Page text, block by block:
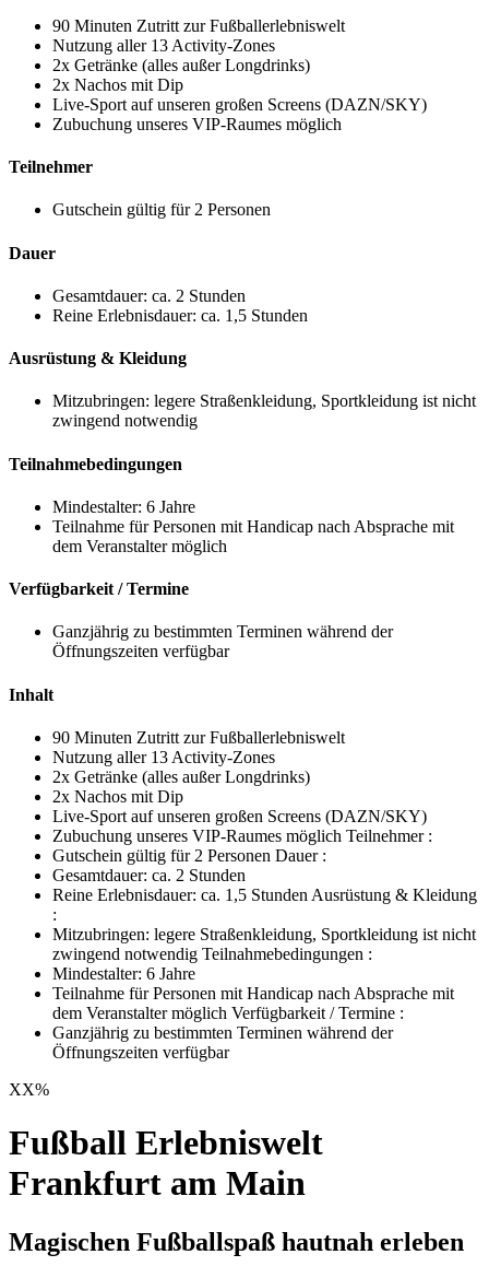
90 Minuten Zutritt zur Fußballerlebniswelt
Nutzung aller 13 Activity-Zones
2x Getränke (alles außer Longdrinks)
2x Nachos mit Dip
Live-Sport auf unseren großen Screens (DAZN/SKY)
Zubuchung unseres VIP-Raumes möglich
Teilnehmer
Gutschein gültig für 2 Personen
Dauer
Gesamtdauer: ca. 2 Stunden
Reine Erlebnisdauer: ca. 1,5 Stunden
Ausrüstung & Kleidung
Mitzubringen: legere Straßenkleidung, Sportkleidung ist nicht
zwingend notwendig
Teilnahmebedingungen
Mindestalter: 6 Jahre
Teilnahme für Personen mit Handicap nach Absprache mit
dem Veranstalter möglich
Verfügbarkeit / Termine
Ganzjährig zu bestimmten Terminen während der
Öffnungszeiten verfügbar
Inhalt
90 Minuten Zutritt zur Fußballerlebniswelt
Nutzung aller 13 Activity-Zones
2x Getränke (alles außer Longdrinks)
2x Nachos mit Dip
Live-Sport auf unseren großen Screens (DAZN/SKY)
Zubuchung unseres VIP-Raumes möglich Teilnehmer :
Gutschein gültig für 2 Personen Dauer :
Gesamtdauer: ca. 2 Stunden
Reine Erlebnisdauer: ca. 1,5 Stunden Ausrüstung & Kleidung
:
Mitzubringen: legere Straßenkleidung, Sportkleidung ist nicht
zwingend notwendig Teilnahmebedingungen :
Mindestalter: 6 Jahre
Teilnahme für Personen mit Handicap nach Absprache mit
dem Veranstalter möglich Verfügbarkeit / Termine :
Ganzjährig zu bestimmten Terminen während der
Öffnungszeiten verfügbar
XX%
Fußball Erlebniswelt
Frankfurt am Main
Magischen Fußballspaß hautnah erleben